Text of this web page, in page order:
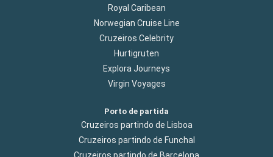
Royal Caribean
Norwegian Cruise Line
Cruzeiros Celebrity
Hurtigruten
Explora Journeys
Virgin Voyages
Porto de partida
Cruzeiros partindo de Lisboa
Cruzeiros partindo de Funchal